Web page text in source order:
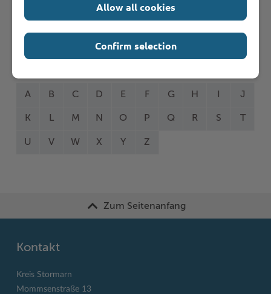
Formulare
Leistungen von A bis Z
A B C D E F G H J
K L M N O P Q R S T
U V W X Y Z
Zum Seitenanfang
Kontakt
Kreis Stormarn
Mommsenstraße 13
Allow all cookies
Confirm selection